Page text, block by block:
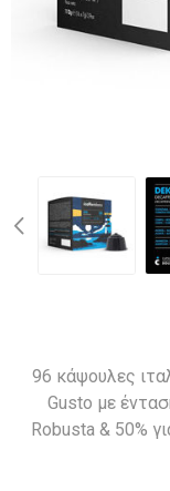
96 κάψουλες
Gusto με
Robusta & 50%